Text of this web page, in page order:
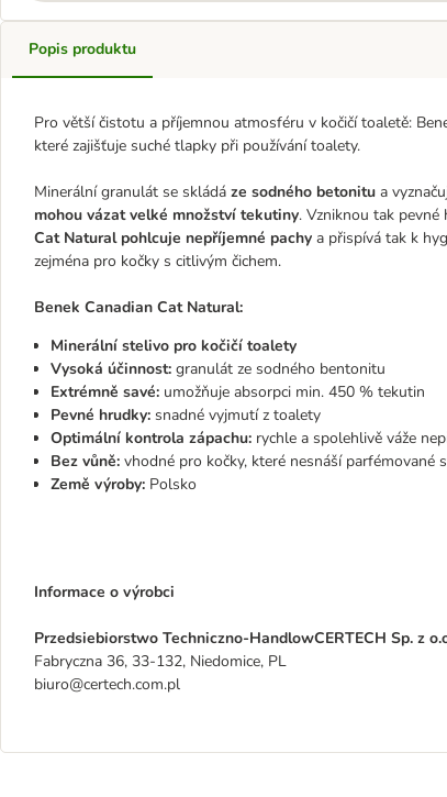
Popis produktu
Pro větší čistotu a příjemnou atmosféru v kočičí toaletě:
které zajišťuje suché tlapky při používání toalety.
Minerální granulát se skládá ze sodného betonitu a
mohou vázat velké množství tekutiny. Vzniknou tak
Cat Natural pohlcuje nepříjemné pachy a přispívá tak k
zejména pro kočky s citlivým čichem.
Benek Canadian Cat Natural:
Minerální stelivo pro kočičí toalety
Vysoká účinnost: granulát ze sodného bentonitu
Extrémně savé: umožňuje absorpci min. 450 % tekutin
Pevné hrudky: snadné vyjmutí z toalety
Optimální kontrola zápachu: rychle a spolehlivě váže
Bez vůně: vhodné pro kočky, které nesnáší parfémované
Země výroby: Polsko
Informace o výrobci
Przedsiebiorstwo Techniczno-HandlowCERTECH Sp. z
Fabryczna 36, 33-132, Niedomice, PL
biuro@certech.com.pl